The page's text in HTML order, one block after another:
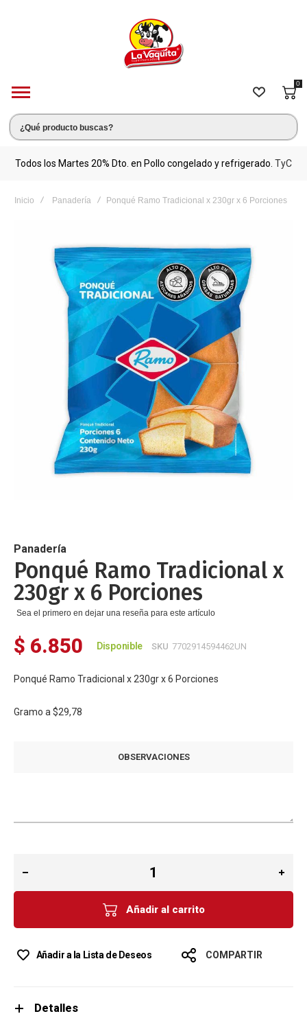
0
Todos los Martes 20% Dto. en Pollo congelado y refrigerado. TyC
Inicio Panadería Ponqué Ramo Tradicional x 230gr x 6 Porciones
de
la
galería
de
imágenes
Panadería
Ponqué Ramo Tradicional x
230gr x 6 Porciones
Sea el primero en dejar una reseña para este artículo
$ 6.850 Disponible SKU 7702914594462UN
Ponqué Ramo Tradicional x 230gr x 6 Porciones
Gramo a $29,78
OBSERVACIONES
Añadir al carrito
Añadir a la Lista de Deseos COMPARTIR
Detalles